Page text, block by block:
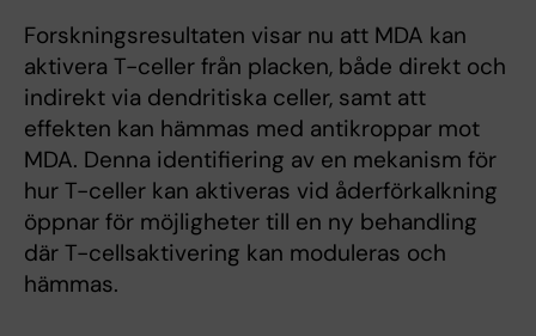
Forskningsresultaten visar nu att MDA kan
aktivera T-celler från placken, både direkt och
indirekt via dendritiska celler, samt att
effekten kan hämmas med antikroppar mot
MDA. Denna identifiering av en mekanism för
hur T-celler kan aktiveras vid åderförkalkning
öppnar för möjligheter till en ny behandling
där T-cellsaktivering kan moduleras och
hämmas.